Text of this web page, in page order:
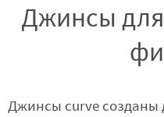
Джинсы
Джинсы curve созданы